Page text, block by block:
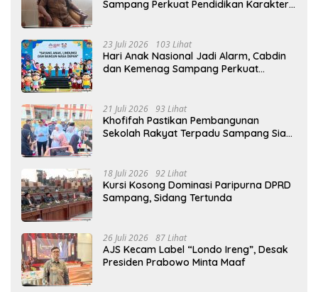
Sampang Perkuat Pendidikan Karakter
23 Juli 2026 103 Lihat
Hari Anak Nasional Jadi Alarm, Cabdin
dan Kemenag Sampang Perkuat
21 Juli 2026 93 Lihat
Khofifah Pastikan Pembangunan
Sekolah Rakyat Terpadu Sampang Siap
18 Juli 2026 92 Lihat
Kursi Kosong Dominasi Paripurna DPRD
Sampang, Sidang Tertunda
26 Juli 2026 87 Lihat
AJS Kecam Label “Londo Ireng”, Desak
Presiden Prabowo Minta Maaf